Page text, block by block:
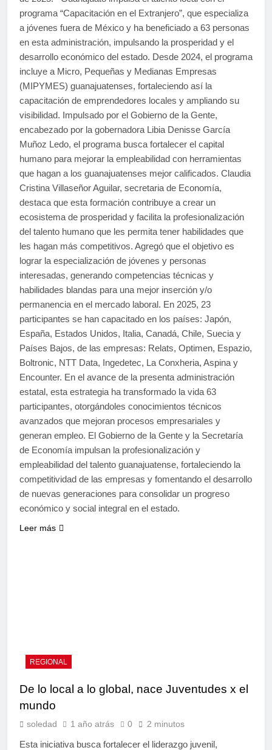
programa “Capacitación en el Extranjero”, que especializa
a jóvenes fuera de México y ha beneficiado a 63 personas
en esta administración, impulsando la prosperidad y el
desarrollo económico del estado. Desde 2024, el programa
incluye a Micro, Pequeñas y Medianas Empresas
(MIPYMES) guanajuatenses, fortaleciendo así la
capacitación de emprendedores locales y ampliando su
visibilidad. Impulsado por el Gobierno de la Gente,
encabezado por la gobernadora Libia Denisse García
Muñoz Ledo, el programa busca fortalecer el capital
humano para mejorar la empleabilidad con herramientas
que hagan a los guanajuatenses mejor calificados. Claudia
Cristina Villaseñor Aguilar, secretaria de Economía,
destaca que esta formación contribuye a crear un
ecosistema de prosperidad y facilita la profesionalización
del talento humano que les permita tener habilidades que
les hagan más competitivos. Agregó que el objetivo es
lograr la especialización de jóvenes y personas
interesadas, generando competencias técnicas y
habilidades blandas para una mejor inserción y/o
permanencia en el mercado laboral. En 2025, 23
participantes se han capacitado en los países: Japón,
España, Estados Unidos, Italia, Canadá, Chile, Suecia y
Países Bajos, de las empresas: Relats, Optimen, Espazio,
Boltronic, NTT Data, Ingedetec, La Conxheria, Aspina y
Encounter. En el avance de la presenta administración
estatal, esta estrategia ha transformado la vida 63
participantes, otorgándoles conocimientos técnicos
avanzados que mejoran procesos empresariales y
generan empleo. El Gobierno de la Gente y la Secretaría
de Economía impulsan la profesionalización y
empleabilidad del talento guanajuatense, fortaleciendo la
competitividad de las empresas y fomentando el desarrollo
de nuevas generaciones para consolidar un progreso
económico y social integral en el estado.
Leer más
REGIONAL
De lo local a lo global, nace Juventudes x el
mundo
soledad 1 año atrás 0 2 minutos
Esta iniciativa busca fortalecer el liderazgo juvenil,